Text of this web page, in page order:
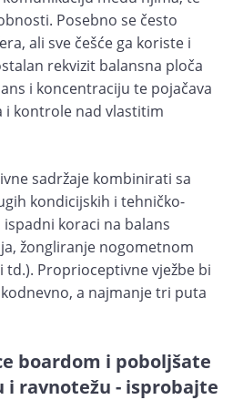
Posebno se često
ali sve češće ga koriste i
rekvizit balansna ploča
i koncentraciju te pojačava
i kontrole nad vlastitim
sadržaje kombinirati sa
kondicijskih i tehničko-
koraci na balans
žongliranje nogometnom
Proprioceptivne vježbe bi
a najmanje tri puta
boardom i poboljšate
i ravnotežu - isprobajte